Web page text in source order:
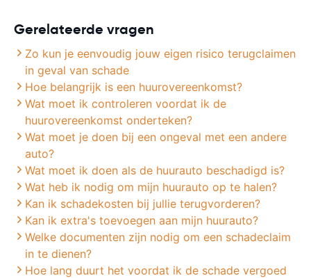
Gerelateerde vragen
Zo kun je eenvoudig jouw eigen risico terugclaimen
in geval van schade
Hoe belangrijk is een huurovereenkomst?
Wat moet ik controleren voordat ik de
huurovereenkomst onderteken?
Wat moet je doen bij een ongeval met een andere
auto?
Wat moet ik doen als de huurauto beschadigd is?
Wat heb ik nodig om mijn huurauto op te halen?
Kan ik schadekosten bij jullie terugvorderen?
Kan ik extra's toevoegen aan mijn huurauto?
Welke documenten zijn nodig om een schadeclaim
in te dienen?
Hoe lang duurt het voordat ik de schade vergoed